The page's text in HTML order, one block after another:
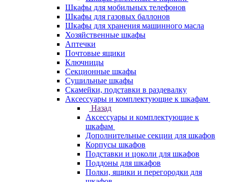
Шкафы для мобильных телефонов
Шкафы для газовых баллонов
Шкафы для хранения машинного масла
Хозяйственные шкафы
Аптечки
Почтовые ящики
Ключницы
Секционные шкафы
Сушильные шкафы
Скамейки, подставки в раздевалку
Аксессуары и комплектующие к шкафам
Назад
Аксессуары и комплектующие к
шкафам
Дополнительные секции для шкафов
Корпусы шкафов
Подставки и цоколи для шкафов
Поддоны для шкафов
Полки, ящики и перегородки для